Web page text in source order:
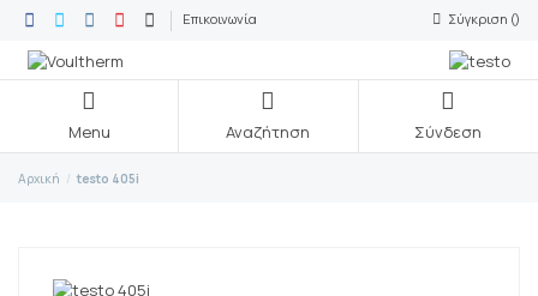
Επικοινωνία Σύγκριση ()
Menu Αναζήτηση Σύνδεση
Αρχική testo 405i